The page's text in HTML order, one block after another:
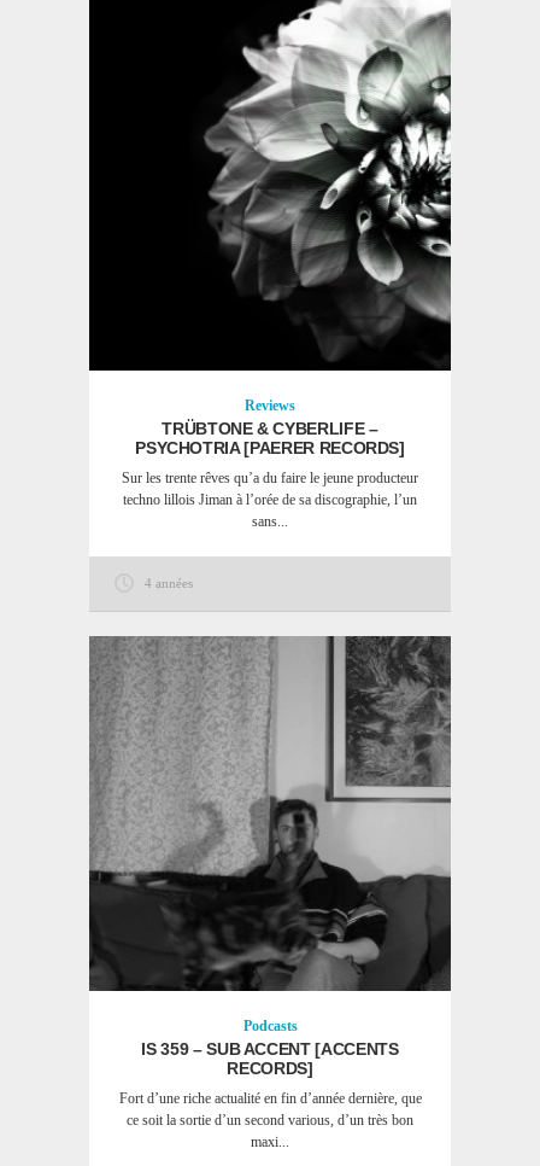
Reviews
TRÜBTONE & CYBERLIFE –
PSYCHOTRIA [PAERER RECORDS]
Sur les trente rêves qu’a du faire le jeune producteur
techno lillois Jiman à l’orée de sa discographie, l’un
sans...
4 années
Podcasts
IS 359 – SUB ACCENT [ACCENTS
RECORDS]
Fort d’une riche actualité en fin d’année dernière, que
ce soit la sortie d’un second various, d’un très bon
maxi...